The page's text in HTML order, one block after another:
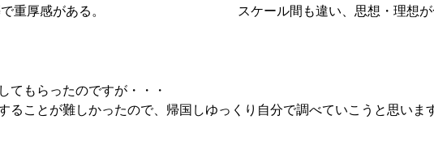
重厚感がある。
スケール間も違い、思想・理想が
てもらったのですが・・・
ることが難しかったので、帰国しゆっくり自分で調べていこうと思いま